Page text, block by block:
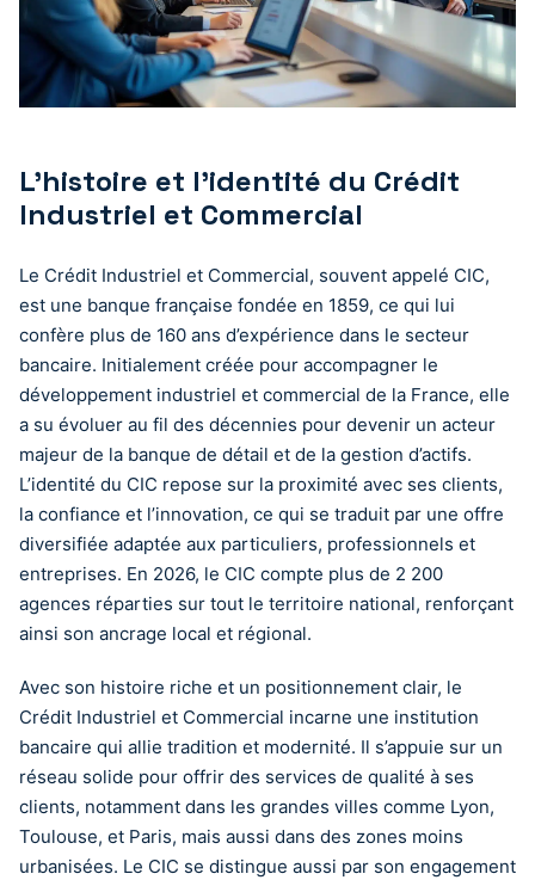
L’histoire et l’identité du Crédit
Industriel et Commercial
Le Crédit Industriel et Commercial, souvent appelé CIC,
est une banque française fondée en 1859, ce qui lui
confère plus de 160 ans d’expérience dans le secteur
bancaire. Initialement créée pour accompagner le
développement industriel et commercial de la France, elle
a su évoluer au fil des décennies pour devenir un acteur
majeur de la banque de détail et de la gestion d’actifs.
L’identité du CIC repose sur la proximité avec ses clients,
la confiance et l’innovation, ce qui se traduit par une offre
diversifiée adaptée aux particuliers, professionnels et
entreprises. En 2026, le CIC compte plus de 2 200
agences réparties sur tout le territoire national, renforçant
ainsi son ancrage local et régional.
Avec son histoire riche et un positionnement clair, le
Crédit Industriel et Commercial incarne une institution
bancaire qui allie tradition et modernité. Il s’appuie sur un
réseau solide pour offrir des services de qualité à ses
clients, notamment dans les grandes villes comme Lyon,
Toulouse, et Paris, mais aussi dans des zones moins
urbanisées. Le CIC se distingue aussi par son engagement